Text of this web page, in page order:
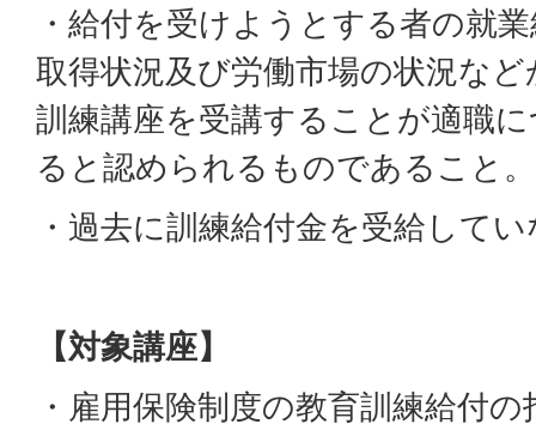
・給付を受けようとする者の就
取得状況及び労働市場の状況な
訓練講座を受講することが適職
ると認められるものであること。
・過去に訓練給付金を受給して
【対象講座】
・雇用保険制度の教育訓練給付の